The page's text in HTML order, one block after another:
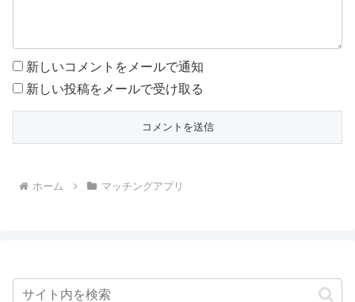
新しいコメントをメールで通知
新しい投稿をメールで受け取る
ホーム マッチングアプリ